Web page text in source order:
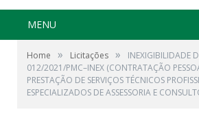
MENU
Home » Licitações »
INEXIGIBILIDADE
012/2021/PMC–INEX (CONTRATAÇÃO
PRESTAÇÃO DE SERVIÇOS TÉCNICOS
ESPECIALIZADOS DE ASSESSORIA E